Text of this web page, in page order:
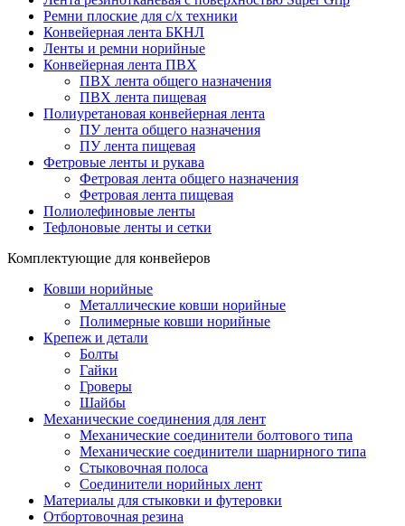
Ремни плоские для с/х техники
Конвейерная лента БКНЛ
Ленты и ремни норийные
Конвейерная лента ПВХ
ПВХ лента общего назначения
ПВХ лента пищевая
Полиуретановая конвейерная лента
ПУ лента общего назначения
ПУ лента пищевая
Фетровые ленты и рукава
Фетровая лента общего назначения
Фетровая лента пищевая
Полиолефиновые ленты
Тефлоновые ленты и сетки
Комплектующие для конвейеров
Ковши норийные
Металлические ковши норийные
Полимерные ковши норийные
Крепеж и детали
Болты
Гайки
Гроверы
Шайбы
Механические соединения для лент
Механические соединители болтового типа
Механические соединители шарнирного типа
Стыковочная полоса
Соединители норийных лент
Материалы для стыковки и футеровки
Отбортовочная резина